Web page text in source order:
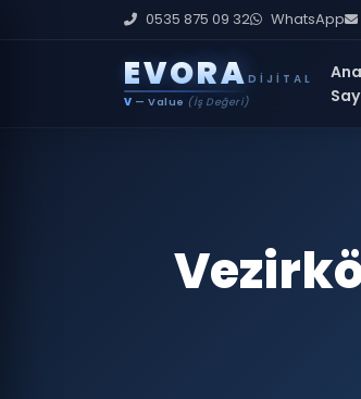
0535 875 09 32 WhatsApp
EVORA DIJITAL
V — Value (İş Değeri)
Ana